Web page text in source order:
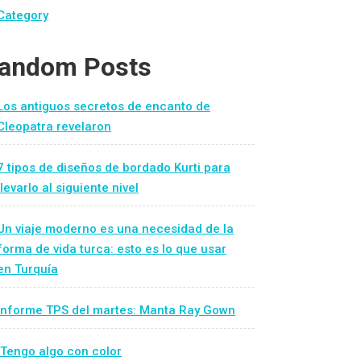
Posts
antiguos secretos de encanto de
revelaron
tipos de diseños de bordado Kurti para
al siguiente nivel
viaje moderno es una necesidad de la
de vida turca: esto es lo que usar
Turquía
TPS del martes: Manta Ray Gown
algo con color